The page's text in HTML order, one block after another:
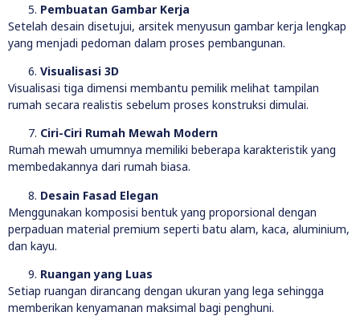
Pembuatan Gambar Kerja
Setelah desain disetujui, arsitek menyusun gambar kerja lengkap
yang menjadi pedoman dalam proses pembangunan.
Visualisasi 3D
Visualisasi tiga dimensi membantu pemilik melihat tampilan
rumah secara realistis sebelum proses konstruksi dimulai.
Ciri-Ciri Rumah Mewah Modern
Rumah mewah umumnya memiliki beberapa karakteristik yang
membedakannya dari rumah biasa.
Desain Fasad Elegan
Menggunakan komposisi bentuk yang proporsional dengan
perpaduan material premium seperti batu alam, kaca, aluminium,
dan kayu.
Ruangan yang Luas
Setiap ruangan dirancang dengan ukuran yang lega sehingga
memberikan kenyamanan maksimal bagi penghuni.